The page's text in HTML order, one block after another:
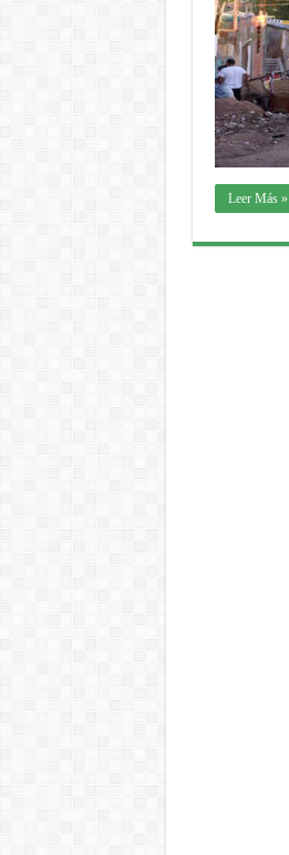
Leer Más »